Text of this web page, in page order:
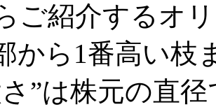
ご紹介するオ
から1番高い枝
”は株元の直